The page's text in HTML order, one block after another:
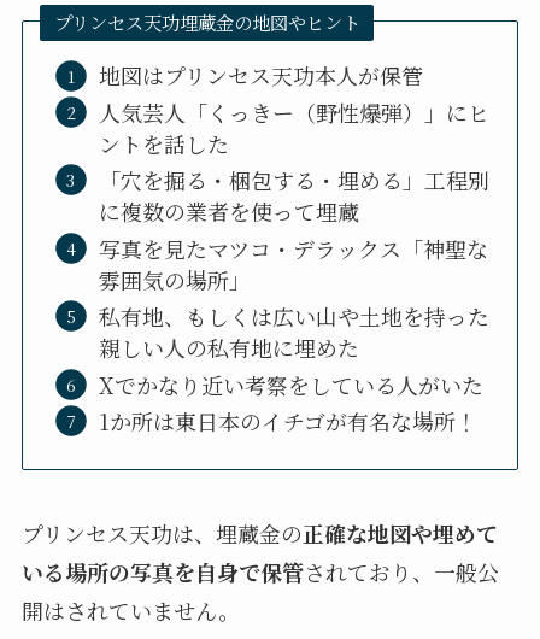
プリンセス天功埋蔵金の地図やヒント
地図はプリンセス天功本人が保管
人気芸人「くっきー（野性爆弾）」にヒ
ントを話した
「穴を掘る・梱包する・埋める」工程別
に複数の業者を使って埋蔵
写真を見たマツコ・デラックス「神聖な
雰囲気の場所」
私有地、もしくは広い山や土地を持った
親しい人の私有地に埋めた
Xでかなり近い考察をしている人がいた
1か所は東日本のイチゴが有名な場所！
プリンセス天功は、埋蔵金の正確な地図や埋めて
いる場所の写真を自身で保管されており、一般公
開はされていません。